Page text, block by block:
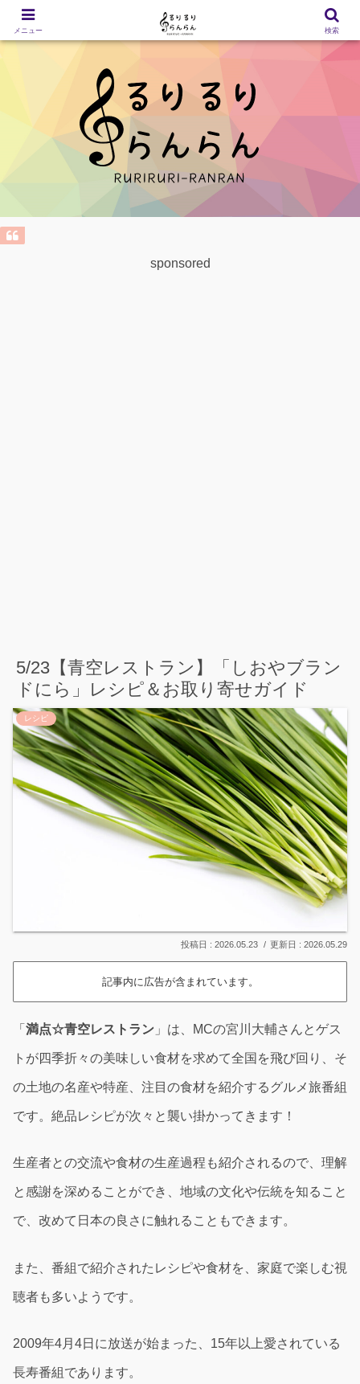
sponsored
5/23【青空レストラン】「しおやブラン
ドにら」レシピ＆お取り寄せガイド
レシピ
2026.05.23 2026.05.29
記事内に広告が含まれています。
「 満点☆青空レストラン 」は、MCの宮川大輔さんとゲス
トが四季折々の美味しい食材を求めて全国を飛び回り、そ
の土地の名産や特産、注目の食材を紹介するグルメ旅番組
です。絶品レシピが次々と襲い掛かってきます！
生産者との交流や食材の生産過程も紹介されるので、理解
と感謝を深めることができ、地域の文化や伝統を知ること
で、改めて日本の良さに触れることもできます。
また、番組で紹介されたレシピや食材を、家庭で楽しむ視
聴者も多いようです。
2009年4月4日に放送が始まった、15年以上愛されている
長寿番組であります。
メニュー 検索